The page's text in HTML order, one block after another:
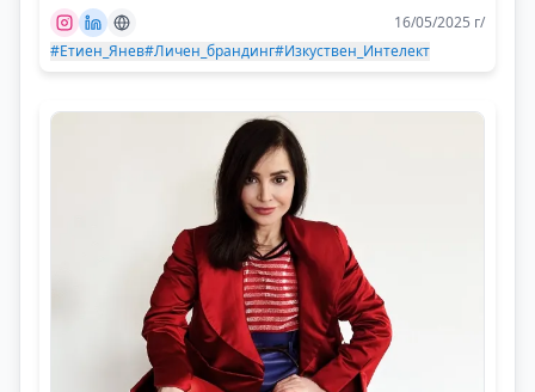
16/05/2025 г/
#Етиен_Янев#Личен_брандинг#Изкуствен_Интелект